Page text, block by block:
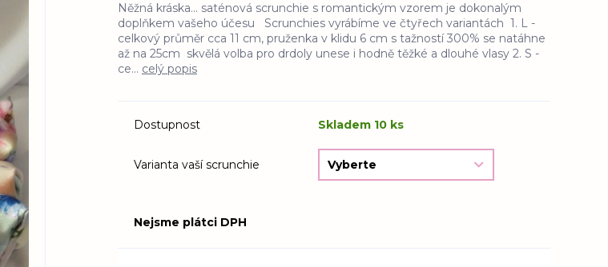
Něžná kráska... saténová scrunchie s romantickým vzorem je dokonalým
doplňkem vašeho účesu Scrunchies vyrábíme ve čtyřech variantách 1. L -
celkový průměr cca 11 cm, pruženka v klidu 6 cm s tažností 300% se natáhne
až na 25cm skvělá volba pro drdoly unese i hodně těžké a dlouhé vlasy 2. S -
ce... celý popis
Dostupnost Skladem 10 ks
Varianta vaší scrunchie
Nejsme plátci DPH